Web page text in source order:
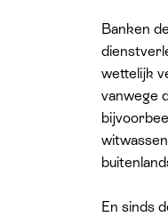
Banken
wettelijk
vanwege
En sinds